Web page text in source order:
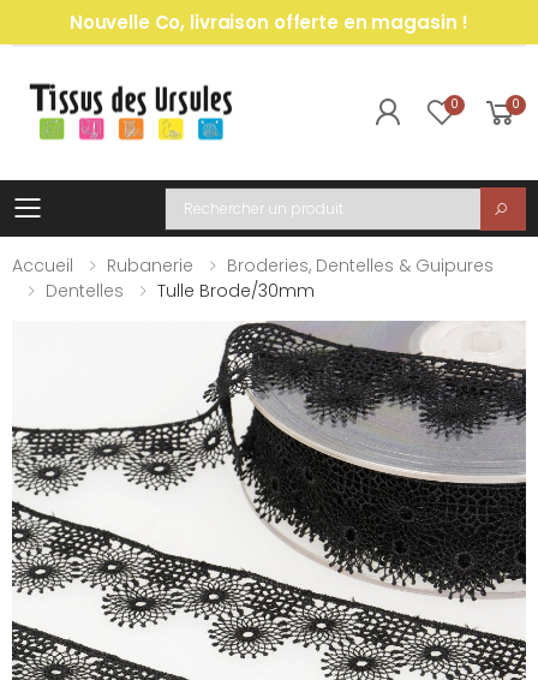
Nouvelle Co, livraison offerte en magasin !
0 0
Toggle mobile menu
Recherche
Accueil
Rubanerie
Broderies, Dentelles & Guipures
Dentelles
Tulle Brode/30mm